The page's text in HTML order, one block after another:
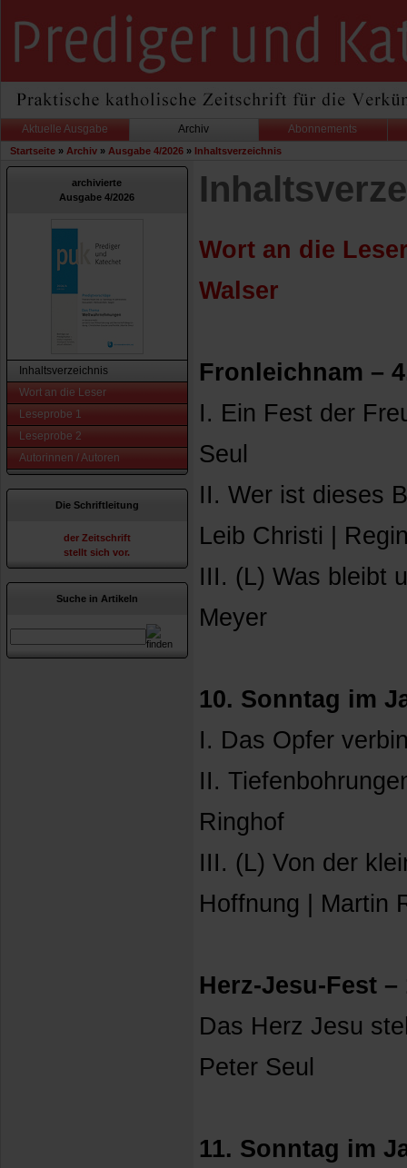
Aktuelle Ausgabe Archiv Abonnements
Startseite » Archiv » Ausgabe 4/2026 » Inhaltsverzeichnis
archivierte
Ausgabe 4/2026
Inhaltsverzeichnis
Wort an die Leser
Leseprobe 1
Leseprobe 2
Autorinnen / Autoren
Die Schriftleitung
der Zeitschrift
stellt sich vor.
Suche in Artikeln
Wort an die
Walser
Fronleichnam –
I. Ein Fest der
Seul
II. Wer ist dieses
Leib Christi |
III. (L) Was bleibt
Meyer
10. Sonntag im
I. Das Opfer
II.
Ringhof
III. (L) Von der
Hoffnung | Martin
Herz-Jesu-Fest
Das Herz Jesu
Peter Seul
11. Sonntag im